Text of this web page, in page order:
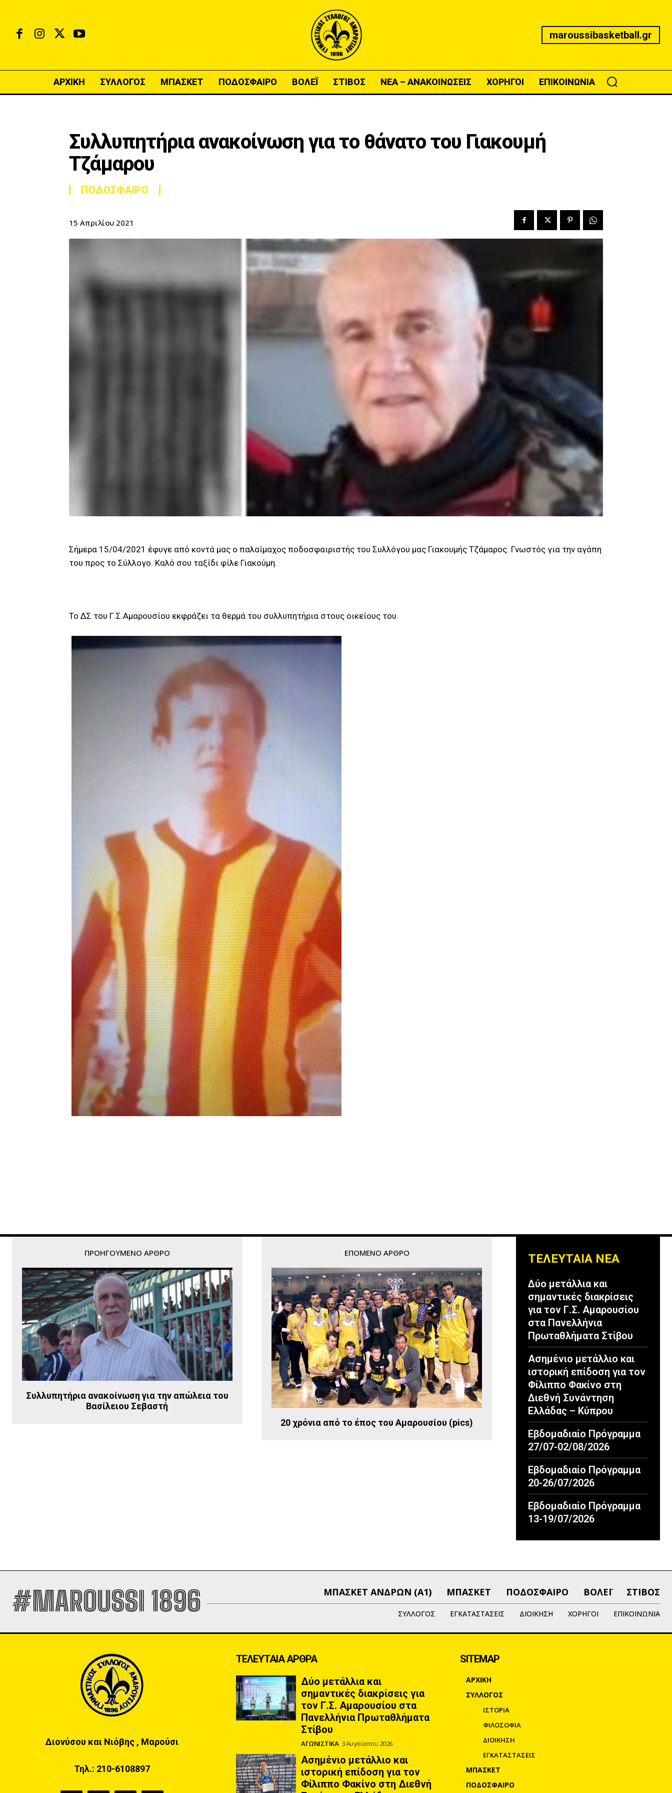
maroussibasketball.gr
ΑΡΧΙΚΗ ΣΥΛΛΟΓΟΣ ΜΠΑΣΚΕΤ ΠΟΔΟΣΦΑΙΡΟ ΒΟΛΕΪ ΣΤΙΒΟΣ ΝΕΑ – ΑΝΑΚΟΙΝΩΣΕΙΣ ΧΟΡΗΓΟΙ ΕΠΙΚΟΙΝΩΝΙΑ
Συλλυπητήρια ανακοίνωση για το θάνατο του Γιακουμή
Τζάμαρου
ΠΟΔΟΣΦΑΙΡΟ
15 Απριλίου 2021
Σήμερα 15/04/2021 έφυγε από κοντά μας ο παλαίμαχος ποδοσφαιριστής του Συλλόγου μας Γιακουμής Τζάμαρος. Γνωστός για την αγάπη
του προς το Σύλλογο. Καλό σου ταξίδι φίλε Γιακούμη.
Το ΔΣ του Γ.Σ.Αμαρουσίου εκφράζει τα θερμά του συλλυπητήρια στους οικείους του.
ΠΡΟΗΓΟΎΜΕΝΟ ΆΡΘΡΟ
Συλλυπητήρια ανακοίνωση για την απώλεια του
Βασίλειου Σεβαστή
ΕΠΌΜΕΝΟ ΆΡΘΡΟ
20 χρόνια από τo έπος του Αμαρουσίου (pics)
ΤΕΛΕΥΤΑΙΑ ΝΕΑ
Δύο μετάλλια και
σημαντικές διακρίσεις
για τον Γ.Σ. Αμαρουσίου
στα Πανελλήνια
Πρωταθλήματα Στίβου
Ασημένιο μετάλλιο και
ιστορική επίδοση για τον
Φίλιππο Φακίνο στη
Διεθνή Συνάντηση
Ελλάδας – Κύπρου
Εβδομαδιαίο Πρόγραμμα
27/07-02/08/2026
Εβδομαδιαίο Πρόγραμμα
20-26/07/2026
Εβδομαδιαίο Πρόγραμμα
13-19/07/2026
#MAROUSSI 1896 ΜΠΑΣΚΕΤ ΑΝΔΡΩΝ (Α1) ΜΠΑΣΚΕΤ ΠΟΔΟΣΦΑΙΡΟ ΒΟΛΕΪ ΣΤΙΒΟΣ
ΣΥΛΛΟΓΟΣ ΕΓΚΑΤΑΣΤΑΣΕΙΣ ΔΙΟΙΚΗΣΗ ΧΟΡΗΓΟΙ ΕΠΙΚΟΙΝΩΝΙΑ
Διονύσου και Νιόβης , Μαρούσι
Τηλ.: 210-6108897
ΤΕΛΕΥΤΑΙΑ ΑΡΘΡΑ
Δύο μετάλλια και
σημαντικές διακρίσεις για
τον Γ.Σ. Αμαρουσίου στα
Πανελλήνια Πρωταθλήματα
Στίβου
ΑΓΩΝΙΣΤΙΚΑ 3 Αυγούστου 2026
Ασημένιο μετάλλιο και
ιστορική επίδοση για τον
Φίλιππο Φακίνο στη Διεθνή
SITEMAP
ΑΡΧΙΚΗ
ΣΥΛΛΟΓΟΣ
ΙΣΤΟΡΙΑ
ΦΙΛΟΣΟΦΙΑ
ΔΙΟΙΚΗΣΗ
ΕΓΚΑΤΑΣΤΑΣΕΙΣ
ΜΠΑΣΚΕΤ
ΠΟΔΟΣΦΑΙΡΟ